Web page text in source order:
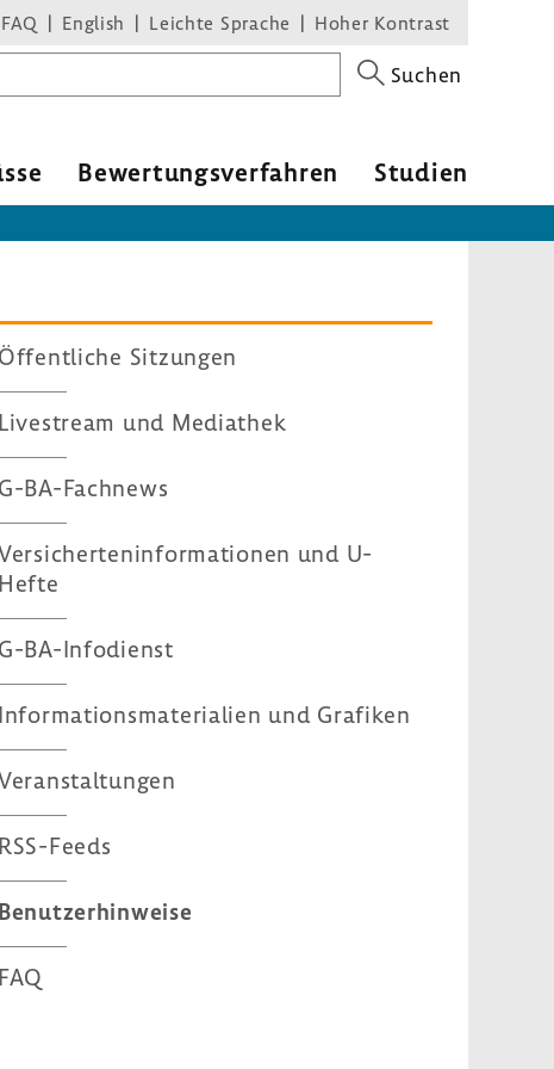
FAQ English Leichte Sprache Hoher Kontrast
Suchen
Bewer­tungs­ver­fahren Studien
Öffent­liche Sitzungen
Live­stream und Media­thek
G-​BA-Fachnews
und U-
Hefte
G-​BA-Infodienst
Infor­ma­ti­ons­ma­te­ria­lien und Grafiken
RSS-​Feeds
Benut­zer­hin­weise
FAQ